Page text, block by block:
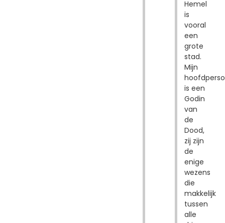
Hemel
is
vooral
een
grote
stad.
Mijn
is een
Godin
van
de
Dood,
zij zijn
de
enige
wezens
die
makkelijk
tussen
alle